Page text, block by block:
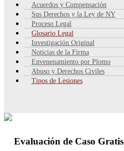
Acuerdos y Compensación
Sus Derechos y la Ley de NY
Proceso Legal
Glosario Legal
Investigación Original
Noticias de la Firma
Envenenamiento por Plomo
Abuso y Derechos Civiles
Tipos de Lesiones
Evaluación de Caso Gratis